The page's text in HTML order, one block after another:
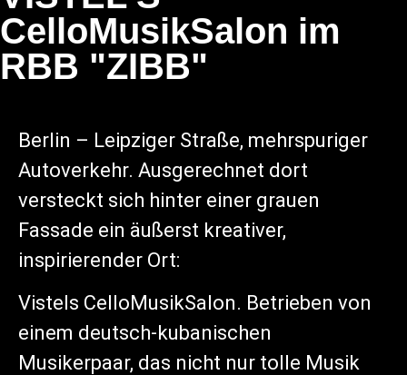
CelloMusikSalon im
RBB "ZIBB"
Berlin – Leipziger Straße, mehrspuriger
Autoverkehr. Ausgerechnet dort
versteckt sich hinter einer grauen
Fassade ein äußerst kreativer,
inspirierender Ort:
Vistels CelloMusikSalon. Betrieben von
einem deutsch-kubanischen
Musikerpaar, das nicht nur tolle Musik